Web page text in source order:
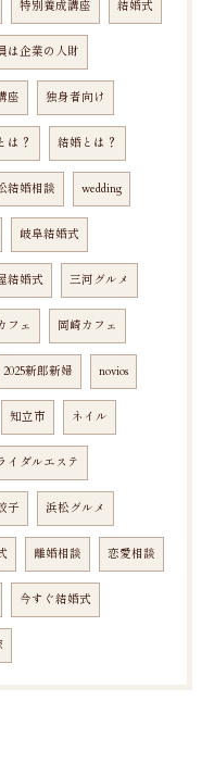
特別養成講座 結婚式
は企業の人財
座 独身者向け
は？ 結婚とは？
結婚相談 wedding
岐阜結婚式
結婚式 三河グルメ
フェ 岡崎カフェ
2025新郎新婦 novios
知立市 ネイル
イダルエステ
子 浜松グルメ
離婚相談 恋愛相談
今すぐ結婚式